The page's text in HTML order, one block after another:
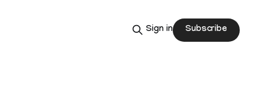
Sign in Subscribe